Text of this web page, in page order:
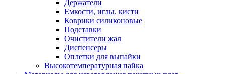
Держатели
Емкости, иглы, кисти
Коврики силиконовые
Подставки
Очистители жал
Диспенсеры
Оплетки для выпайки
Высокотемпературная пайка